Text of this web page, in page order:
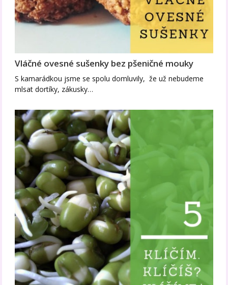
Vláčné ovesné sušenky bez pšeničné mouky
S kamarádkou jsme se spolu domluvily, že už nebudeme
mlsat dortíky, zákusky…